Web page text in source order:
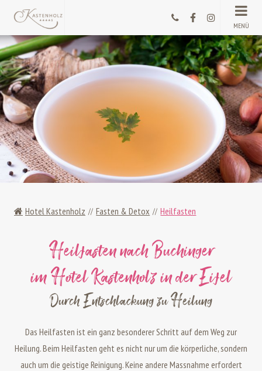
MENÜ
Hotel Kastenholz Fasten & Detox Heilfasten
Heilfasten nach Buchinger
im Hotel Kastenholz in der Eifel
Durch Entschlackung zu Heilung
Das Heilfasten ist ein ganz besonderer Schritt auf dem Weg zur
Heilung. Beim Heilfasten geht es nicht nur um die körperliche, sondern
auch um die geistige Reinigung. Keine andere Massnahme erfordert